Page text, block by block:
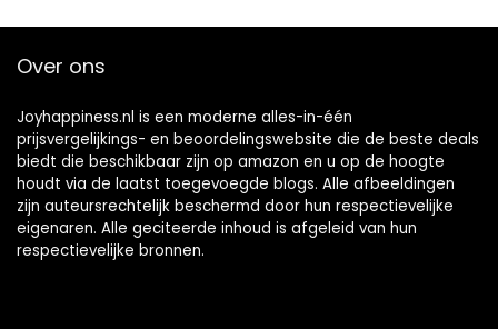
Over ons
Joyhappiness.nl is een moderne alles-in-één
prijsvergelijkings- en beoordelingswebsite die de beste deals
biedt die beschikbaar zijn op amazon en u op de hoogte
houdt via de laatst toegevoegde blogs. Alle afbeeldingen
zijn auteursrechtelijk beschermd door hun respectievelijke
eigenaren. Alle geciteerde inhoud is afgeleid van hun
respectievelijke bronnen.